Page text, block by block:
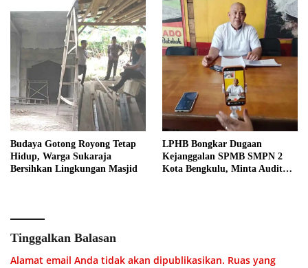
Budaya Gotong Royong Tetap
Hidup, Warga Sukaraja
Bersihkan Lingkungan Masjid
LPHB Bongkar Dugaan
Kejanggalan SPMB SMPN 2
Kota Bengkulu, Minta Audit
Tinggalkan Balasan
Alamat email Anda tidak akan dipublikasikan. Ruas yang